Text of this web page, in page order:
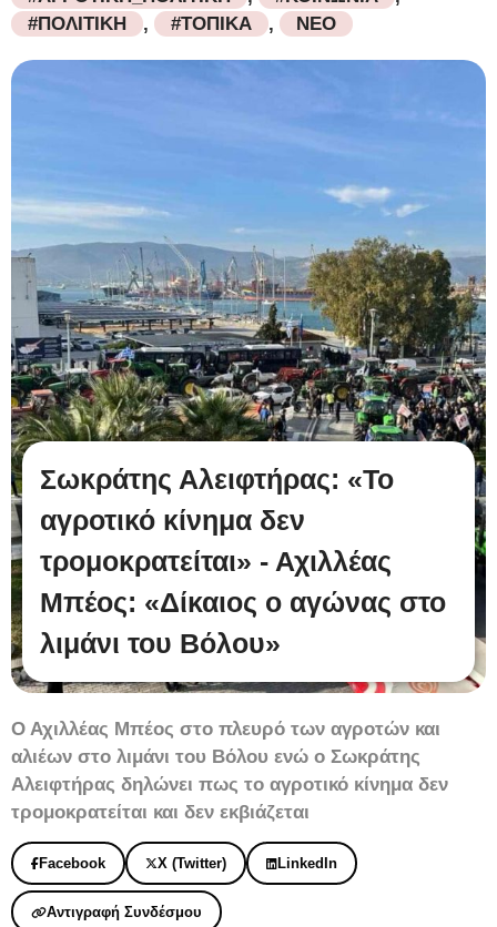
#ΠΟΛΙΤΙΚΗ
, #ΤΟΠΙΚΑ , ΝΕΟ
Σωκράτης Αλειφτήρας: «Το
αγροτικό κίνημα δεν
τρομοκρατείται» - Αχιλλέας
Μπέος: «Δίκαιος ο αγώνας στο
λιμάνι του Βόλου»
Ο Αχιλλέας Μπέος στο πλευρό των αγροτών και
αλιέων στο λιμάνι του Βόλου ενώ ο Σωκράτης
Αλειφτήρας δηλώνει πως το αγροτικό κίνημα δεν
τρομοκρατείται και δεν εκβιάζεται
Facebook X (Twitter) LinkedIn
Αντιγραφή Συνδέσμου